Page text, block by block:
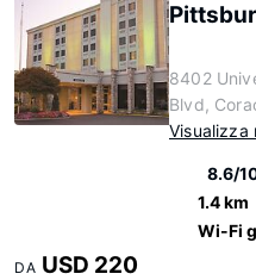
8402
Blvd,
Visualizza
8.6/
1.4 km
Wi-Fi
DA USD 220